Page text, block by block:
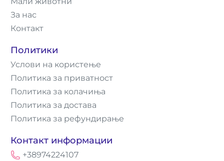
За нас
Контакт
Политики
Услови на користење
Политика за приватност
Политика за колачиња
Политика за достава
Политика за рефундирање
Контакт информации
+38974224107